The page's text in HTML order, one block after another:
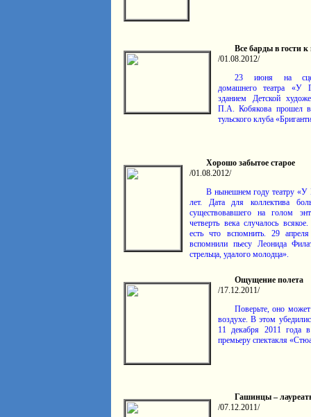
Все барды в гости
/01.08.2012/
23 июня на
домашнего театра «У
зданием Детской
П.А. Кобякова прошел
тульского клуба
Хорошо забытое старое
/01.08.2012/
В нынешнем году театру «У
лет. Дата для коллектива
существо­вавшего на голом
четверть века случалось
есть что вспомнить. 29
вспомнили пьесу Леонида
стрельца, удалого молодца».
Ощущение полета
/17.12.2011/
Поверьте, оно может
воздухе. В этом
11 декабря 2011 года
премьеру спектакля
Гашинцы –
/07.12.2011/